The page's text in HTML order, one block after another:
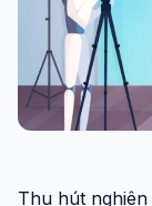
Thu hút